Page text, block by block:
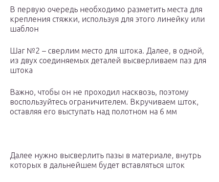
В первую очередь необходимо разметить места для
крепления стяжки, используя для этого линейку или
шаблон
Шаг №2 – сверлим место для штока. Далее, в одной,
из двух соединяемых деталей высверливаем паз для
штока
Важно, чтобы он не проходил насквозь, поэтому
воспользуйтесь ограничителем. Вкручиваем шток,
оставляя его выступать над полотном на 6 мм
Далее нужно высверлить пазы в материале, внутрь
которых в дальнейшем будет вставляться шток